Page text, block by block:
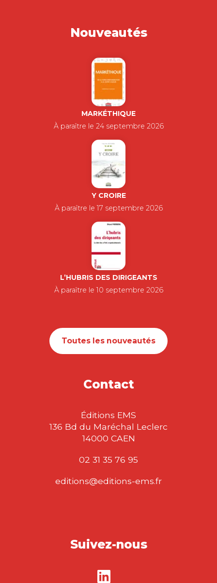
Nouveautés
MARKÉTHIQUE
À paraître le 24 septembre 2026
Y CROIRE
À paraître le 17 septembre 2026
L’HUBRIS DES DIRIGEANTS
À paraître le 10 septembre 2026
Toutes les nouveautés
Contact
Éditions EMS
136 Bd du Maréchal Leclerc
14000 CAEN
02 31 35 76 95
editions@editions-ems.fr
Suivez-nous